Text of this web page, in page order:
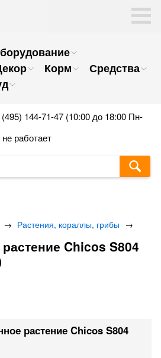
Корм
Средства
144-71-47 (10:00 до 18:00 Пн-
работает
→ Растения, кораллы, грибы →
Chicos S804
растение Chicos S804